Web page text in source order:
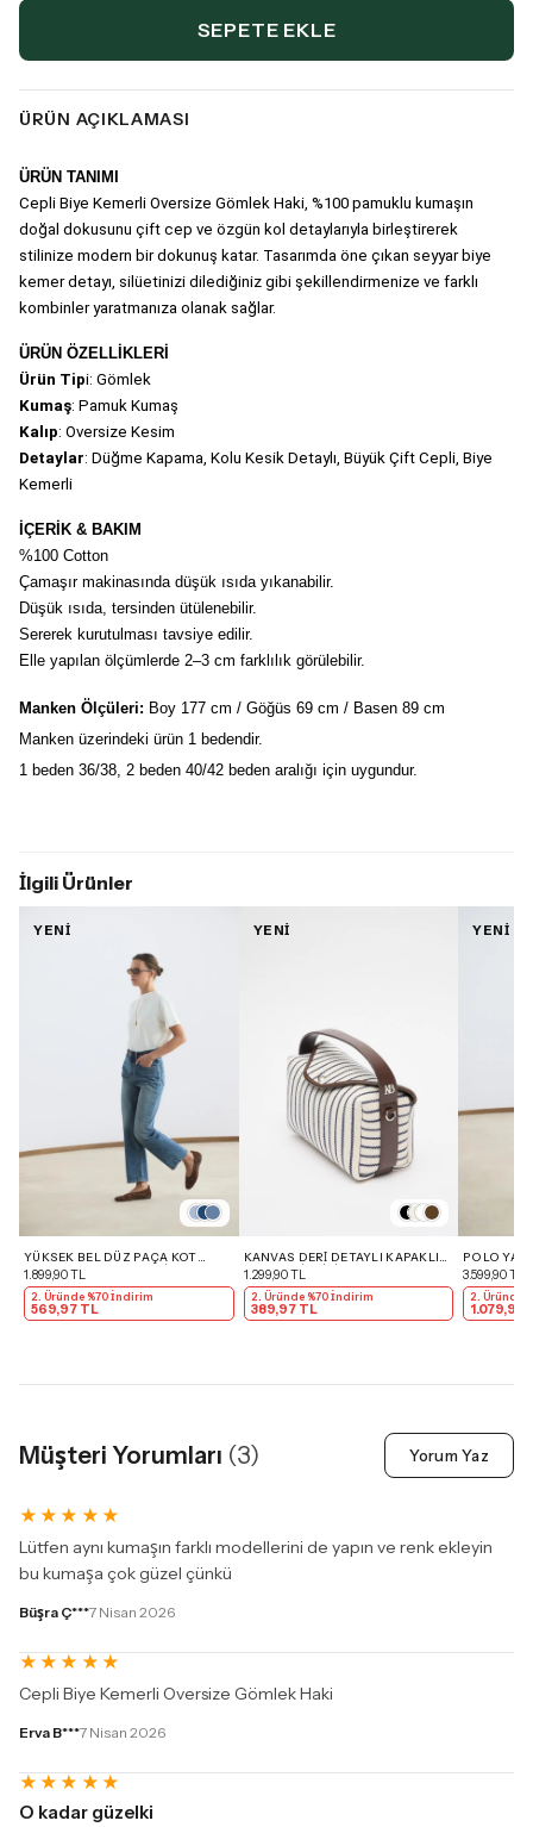
SEPETE EKLE
ÜRÜN AÇIKLAMASI
ÜRÜN TANIMI
Cepli Biye Kemerli Oversize Gömlek Haki, %100 pamuklu kumaşın
doğal dokusunu çift cep ve özgün kol detaylarıyla birleştirerek
stilinize modern bir dokunuş katar. Tasarımda öne çıkan seyyar biye
kemer detayı, silüetinizi dilediğiniz gibi şekillendirmenize ve farklı
kombinler yaratmanıza olanak sağlar.
ÜRÜN ÖZELLİKLERİ
Ürün Tipi: Gömlek
Kumaş: Pamuk Kumaş
Kalıp: Oversize Kesim
Detaylar: Düğme Kapama, Kolu Kesik Detaylı, Büyük Çift Cepli, Biye
Kemerli
İÇERİK & BAKIM
%100 Cotton
Çamaşır makinasında düşük ısıda yıkanabilir.
Düşük ısıda, tersinden ütülenebilir.
Sererek kurutulması tavsiye edilir.
Elle yapılan ölçümlerde 2–3 cm farklılık görülebilir.
Manken Ölçüleri: Boy 177 cm / Göğüs 69 cm / Basen 89 cm
Manken üzerindeki ürün 1 bedendir.
1 beden 36/38, 2 beden 40/42 beden aralığı için uygundur.
İlgili Ürünler
YENİ
YÜKSEK BEL DÜZ PAÇA KOT
PANTOLON ORTA MAVI
1.899,90 TL
2. Üründe %70 İndirim
569,97 TL
YENİ
KANVAS DERI DETAYLI KAPAKLI
ÇANTA ÇIZGILI
1.299,90 TL
2. Üründe %70 İndirim
389,97 TL
YENİ
POLO
3.599,90 TL
2. Üründe
1.079,97
Müşteri Yorumları (3) Yorum Yaz
★ ★ ★ ★ ★
Lütfen aynı kumaşın farklı modellerini de yapın ve renk ekleyin
bu kumaşa çok güzel çünkü
Büşra Ç***7 Nisan 2026
★ ★ ★ ★ ★
Cepli Biye Kemerli Oversize Gömlek Haki
Erva B***7 Nisan 2026
★ ★ ★ ★ ★
O kadar güzelki